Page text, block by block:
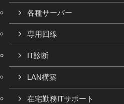
各種サーバー
専用回線
IT診断
LAN構築
在宅勤務ITサポート